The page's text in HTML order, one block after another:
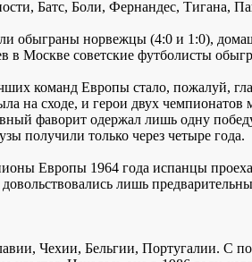
Батс, Боли, Фернандес, Тигана,
обыграны норвежцы (4:0 и 1:0),
в Москве советские футболисты
команд Европы стало, пожалуй,
на сходе, и герои двух
фаворит одержал лишь одну
получили только через четыре года.
Европы 1964 года испанцы
лишь
Чехии, Бельгии, Португалии. С